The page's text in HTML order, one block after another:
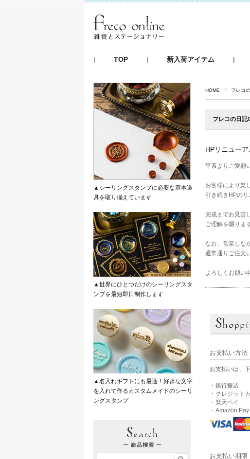
TOP 新入荷アイテム
HOME フレコ
フレコの日記
HPリニュー
平素よりご愛顧
お客様により楽
引き続きHPのリ
完成までお見苦
ご理解を賜りま
なお、営業しな
通常通りご注文
よろしくお願い
お支払い方法
お支払いは、
・銀行振込
・クレジット
・楽天ペイ
・Amazon Pay
お支払い期限
▲シーリングスタンプに必要な基本道
具を取り揃えています
▲世界にひとつだけのシーリングスタ
ンプを最短即日制作します
▲名入れギフトにも最適！好きな文字
を入れて作るカスタムメイドのシーリ
ングスタンプ